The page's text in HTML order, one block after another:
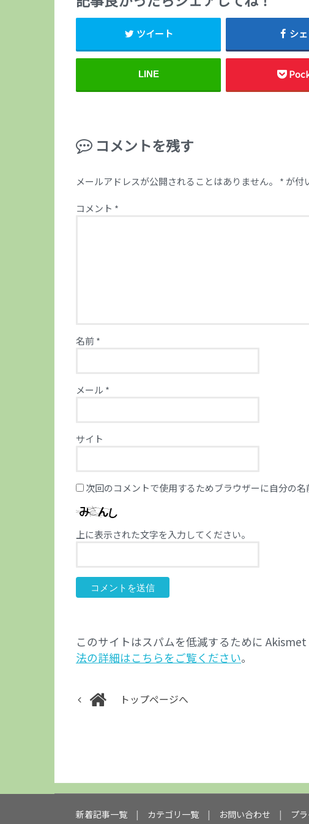
ツイート シ
LINE
コメントを残す
メールアドレスが公開されることはありません。 * が付
コメント *
名前*
メール *
サイト
次回のコメントで使用するためブラウザーに自分の
上に表示された文字を入力してください。
このサイトはスパムを低減するために Akismet
法の詳細はこちらをご覧ください。
トップページへ
新着記事一覧 カテゴリ一覧 お問い合わせ プ